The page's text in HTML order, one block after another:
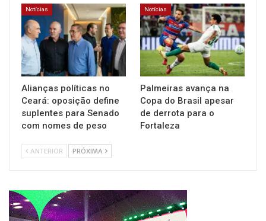
Notícias
Alianças políticas no
Ceará: oposição define
suplentes para Senado
com nomes de peso
Notícias
Palmeiras avança na
Copa do Brasil apesar
de derrota para o
Fortaleza
ANTERIOR PRÓXIMA